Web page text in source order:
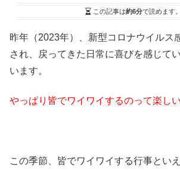
この記事は約6分で読めます。
昨年（2023年）、新型コロナウイルス
され、戻ってきた日常に喜びを感じて
います。
やっぱり皆でワイワイするのって楽しい
この季節、皆でワイワイする行事とい